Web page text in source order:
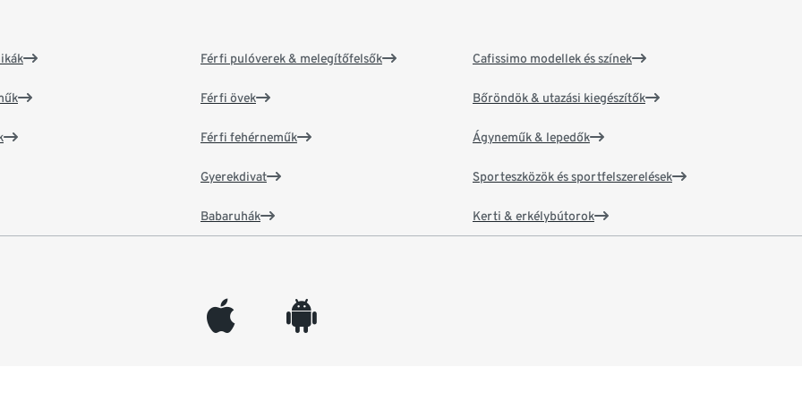
Férfi pulóverek & melegítőfelsők
Férfi övek
Férfi fehérneműk
Gyerekdivat
Babaruhák
Cafissimo modellek és színek
Bőröndök & utazási kiegészítők
Ágyneműk & lepedők
Sporteszközök és sportfelszerelések
Kerti & erkélybútorok
appleinc android